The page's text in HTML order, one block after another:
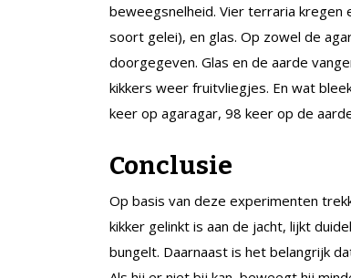
beweegsnelheid. Vier terraria kregen
soort gelei), en glas. Op zowel de
doorgegeven. Glas en de aarde
kikkers weer fruitvliegjes. En wat
keer op agaragar, 98 keer op de
Conclusie
Op basis van deze experimenten
kikker gelinkt is aan de jacht, lijkt
bungelt. Daarnaast is het belangrijk